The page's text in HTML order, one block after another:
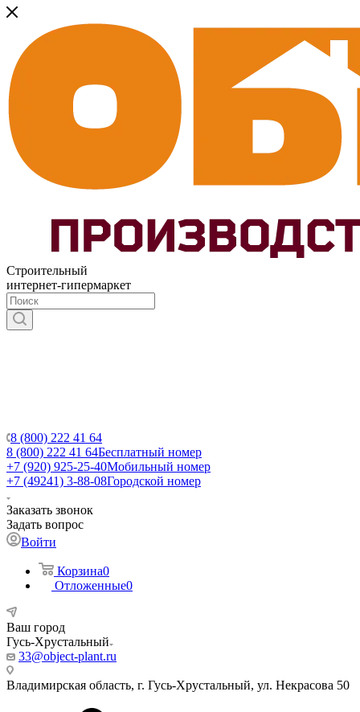
Строительный
интернет-гипермаркет
8 (800) 222 41 64
8 (800) 222 41 64Бесплатный номер
+7 (920) 925-25-40Мобильный номер
+7 (49241) 3-88-08Городской номер
Заказать звонок
Задать вопрос
Войти
Корзина0
Отложенные0
Ваш город
Гусь-Хрустальный
33@object-plant.ru
Владимирская область, г. Гусь-Хрустальный, ул. Некрасова 50